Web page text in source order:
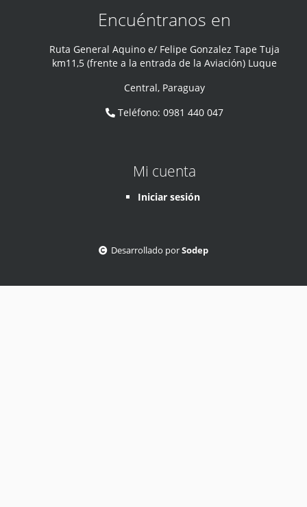
Encuéntranos en
Ruta General Aquino e/ Felipe Gonzalez Tape Tuja
km11,5 (frente a la entrada de la Aviación) Luque
Central, Paraguay
Teléfono:0981 440 047
Mi cuenta
Iniciar sesión
Desarrollado porSodep